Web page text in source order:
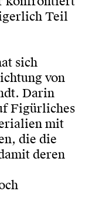
Teil
sich
von
Darin
Figürliches
mit
die die
deren